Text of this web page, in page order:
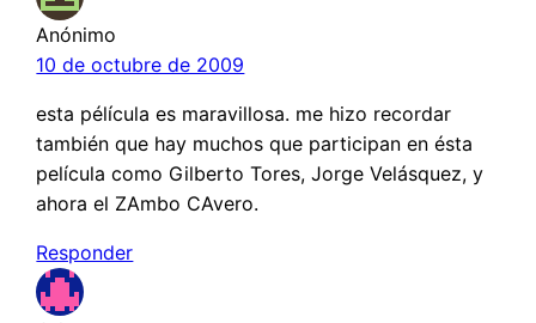
Anónimo
10 de octubre de 2009
esta pélícula es maravillosa. me hizo recordar
también que hay muchos que participan en ésta
película como Gilberto Tores, Jorge Velásquez, y
ahora el ZAmbo CAvero.
Responder